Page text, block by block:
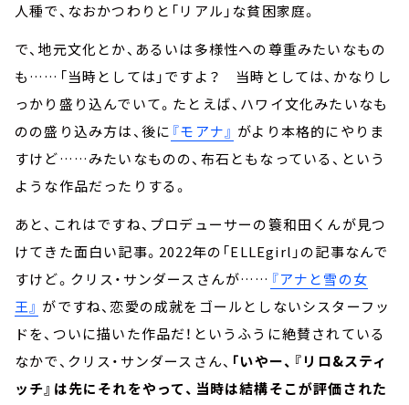
人種で、なおかつわりと「リアル」な貧困家庭。
で、地元文化とか、あるいは多様性への尊重みたいなもの
も……「当時としては」ですよ？ 当時としては、かなりし
っかり盛り込んでいて。たとえば、ハワイ文化みたいなも
のの盛り込み方は、後に 『モアナ』 がより本格的にやりま
すけど……みたいなものの、布石ともなっている、という
ような作品だったりする。
あと、これはですね、プロデューサーの簑和田くんが見つ
けてきた面白い記事。2022年の「ELLEgirl」の記事なんで
すけど。クリス・サンダースさんが…… 『アナと雪の女
王』 がですね、恋愛の成就をゴールとしないシスターフッ
ドを、ついに描いた作品だ！というふうに絶賛されている
なかで、クリス・サンダースさん、 「いやー、『リロ&スティ
ッチ』は先にそれをやって、当時は結構そこが評価された